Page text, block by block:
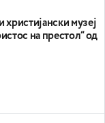
музеј
на престол“ од